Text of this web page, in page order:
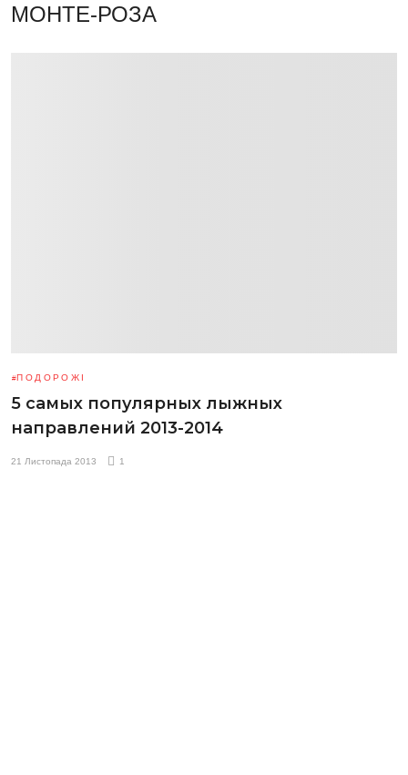
МОНТЕ-РОЗА
ПОДОРОЖІ
5 самых популярных лыжных
направлений 2013-2014
21 Листопада 2013 1